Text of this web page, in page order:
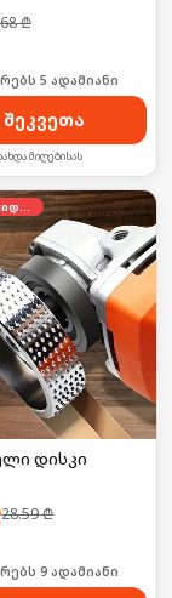
₾
ში იყიდა 4-მა
შეკვეთა
მიღებისას
სწრაფად იყიდება
დისკი
28.59₾
ში იყიდა 17-მა